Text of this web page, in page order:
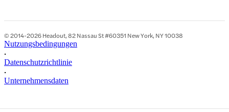
© 2014-2026 Headout, 82 Nassau St #60351 New York, NY 10038
Nutzungsbedingungen
•
Datenschutzrichtlinie
•
Unternehmensdaten